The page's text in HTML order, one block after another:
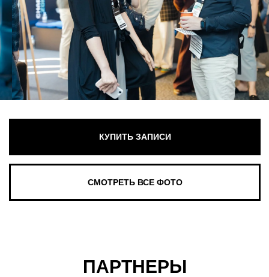
ПАРТНЕРЫ